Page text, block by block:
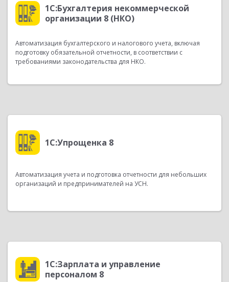
1С:Бухгалтерия некоммерческой
организации 8 (НКО)
Автоматизация бухгалтерского и налогового учета, включая
подготовку обязательной отчетности, в соответствии с
требованиями законодательства для НКО.
1С:Упрощенка 8
Автоматизация учета и подготовка отчетности для небольших
организаций и предпринимателей на УСН.
1С:Зарплата и управление
персоналом 8